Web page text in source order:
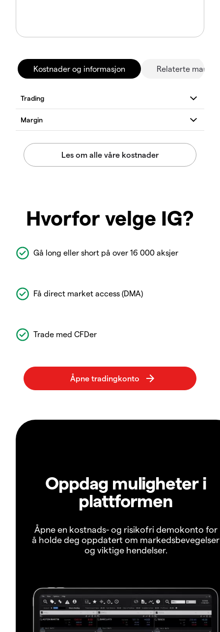
Kostnader og informasjon Relaterte
Hvorfor velge IG?
Gå long eller short på over 16 000 aksjer
Få direct market access (DMA)
Trade med CFDer
Oppdag muligheter i
plattformen
Åpne en kostnads- og risikofri demokonto for
å holde deg oppdatert om markedsbevegelser
og viktige hendelser.